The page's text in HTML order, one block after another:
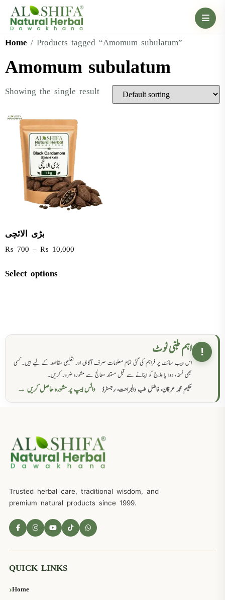
Home / Products tagged “Amomum subulatum”
Amomum subulatum
Showing the single result
بڑی الائچی
₨ 700 – ₨ 10,000
Select options
! اہم طبی نوٹ
اس ویب سائٹ پر فراہم کی گئی تمام معلومات صرف آگاہی اور تعلیمی مقاصد کے لیے ہیں۔ کسی
بھی نسخہ، دوا یا علاج کو اپنانے سے قبل مستند معالج سے مشورہ ضرور کریں۔
حکیم محمد عرفان، فاضل طب والجراحت، رجسٹرڈ
واٹس ایپ پر مشورہ حاصل کریں →
Trusted herbal care, traditional wisdom, and
premium natural products since 1999.
QUICK LINKS
Home